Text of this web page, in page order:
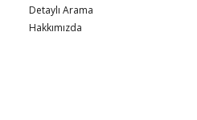
Detaylı Arama
Hakkımızda